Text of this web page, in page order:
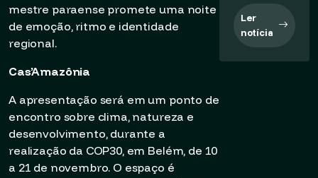
mestre paraense promete uma noite
de emoção, ritmo e identidade
regional.
Cas’Amazônia
A apresentação será em um ponto de
encontro sobre clima, natureza e
desenvolvimento, durante a
realização da COP30, em Belém, de 10
a 21 de novembro. O espaço é
Ler
notícia